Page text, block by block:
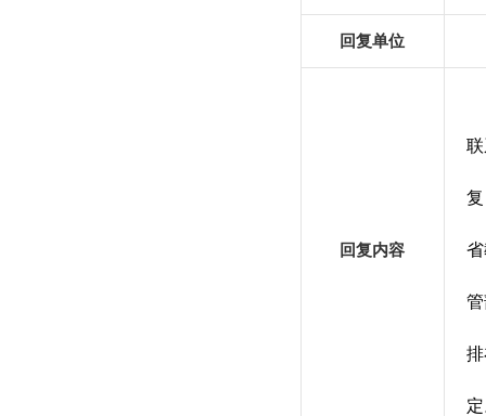
回复单位
回复内容